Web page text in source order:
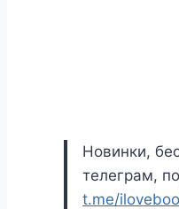
Новинки,
телеграм,
t.me/